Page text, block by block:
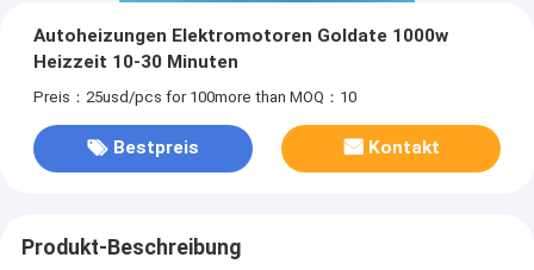
Autoheizungen Elektromotoren Goldate 1000w
Heizzeit 10-30 Minuten
Preis：25usd/pcs for 100more than MOQ：10
Bestpreis Kontakt
Produkt-Beschreibung